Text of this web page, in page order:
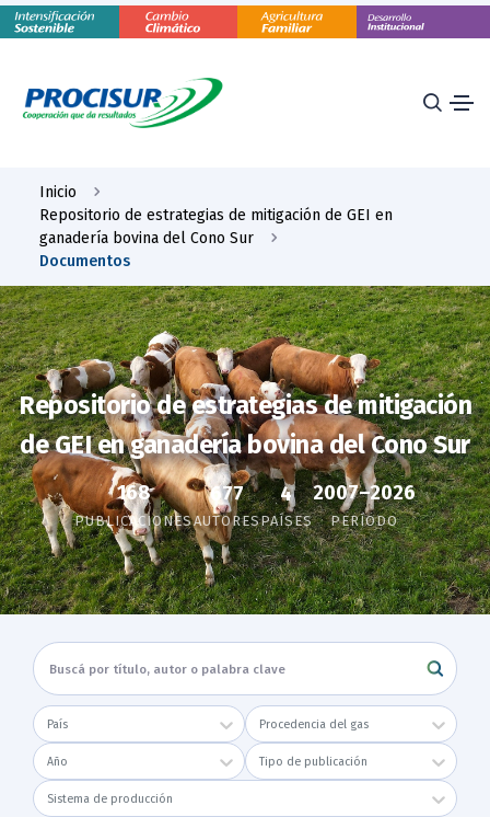
Inicio
Repositorio de estrategias de mitigación de GEI en
ganadería bovina del Cono Sur
Documentos
Repositorio de estrategias de mitigación
de GEI en ganadería bovina del Cono Sur
168
PUBLICACIONES
677
AUTORES
4
PAÍSES
2007–2026
PERÍODO
País Procedencia del gas
Año Tipo de publicación
Sistema de producción